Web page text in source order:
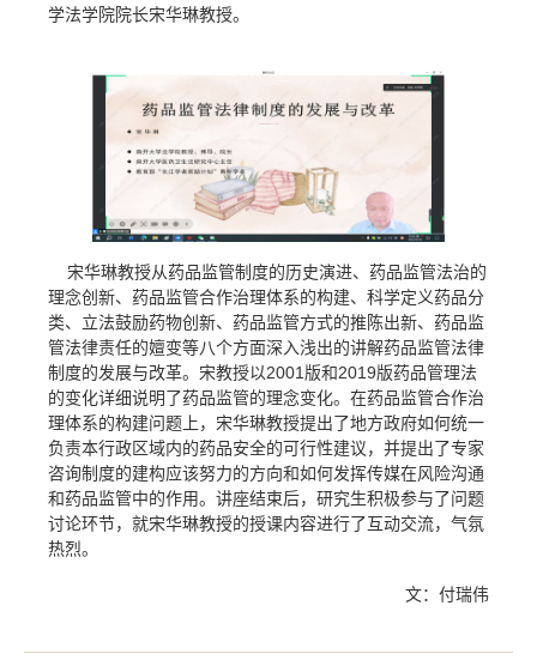
学法学院院长宋华琳教授。
宋华琳教授从药品监管制度的历史演进、药品监管法治的
理念创新、药品监管合作治理体系的构建、科学定义药品分
类、立法鼓励药物创新、药品监管方式的推陈出新、药品监
管法律责任的嬗变等八个方面深入浅出的讲解药品监管法律
制度的发展与改革。宋教授以2001版和2019版药品管理法
的变化详细说明了药品监管的理念变化。在药品监管合作治
理体系的构建问题上，宋华琳教授提出了地方政府如何统一
负责本行政区域内的药品安全的可行性建议，并提出了专家
咨询制度的建构应该努力的方向和如何发挥传媒在风险沟通
和药品监管中的作用。讲座结束后，研究生积极参与了问题
讨论环节，就宋华琳教授的授课内容进行了互动交流，气氛
热烈。
文： 付瑞伟